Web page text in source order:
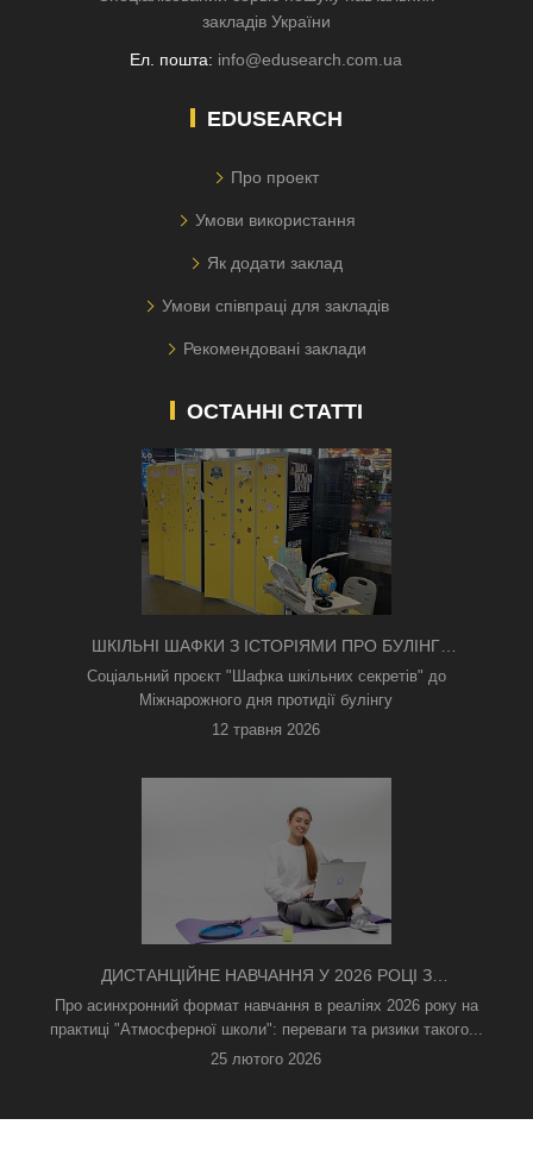
закладів України
Ел. пошта: info@edusearch.com.ua
EDUSEARCH
Про проект
Умови використання
Як додати заклад
Умови співпраці для закладів
Рекомендовані заклади
ОСТАННІ СТАТТІ
ШКІЛЬНІ ШАФКИ З ІСТОРІЯМИ ПРО БУЛІНГ
З'ЯВИЛИСЯ В КИЄВІ
Соціальний проєкт "Шафка шкільних секретів" до
Міжнарожного дня протидії булінгу
12 травня 2026
ДИСТАНЦІЙНЕ НАВЧАННЯ У 2026 РОЦІ З
ТРИВОГАМИ ТА БЕЗ СВІТЛА: ЯК АСИНХРОННИЙ
ФОРМАТ РЯТУЄ ОСВІТНІЙ ПРОЦЕС
Про асинхронний формат навчання в реаліях 2026 року на
практиці "Атмосферної школи": переваги та ризики такого...
25 лютого 2026